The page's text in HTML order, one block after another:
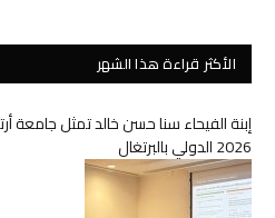
الأكثر قراءة هذا الشهر
2026 الدولي بالبرتغال